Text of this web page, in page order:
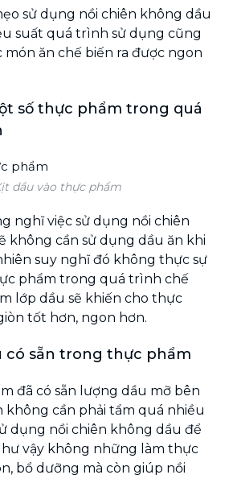
sử dụng nồi chiên không dầu
suất quá trình sử dụng cũng
món ăn chế biến ra được ngon
số thực phẩm trong quá
dầu vào thực phẩm
nghĩ việc sử dụng nồi chiên
không cần sử dụng dầu ăn khi
suy nghĩ đó không thực sự
phẩm trong quá trình chế
lớp dầu sẽ khiến cho thực
tốt hơn, ngon hơn.
có sẵn trong thực phẩm
đã có sẵn lượng dầu mỡ bên
không cần phải tẩm quá nhiều
dụng nồi chiên không dầu để
vậy không những làm thực
bổ dưỡng mà còn giúp nồi